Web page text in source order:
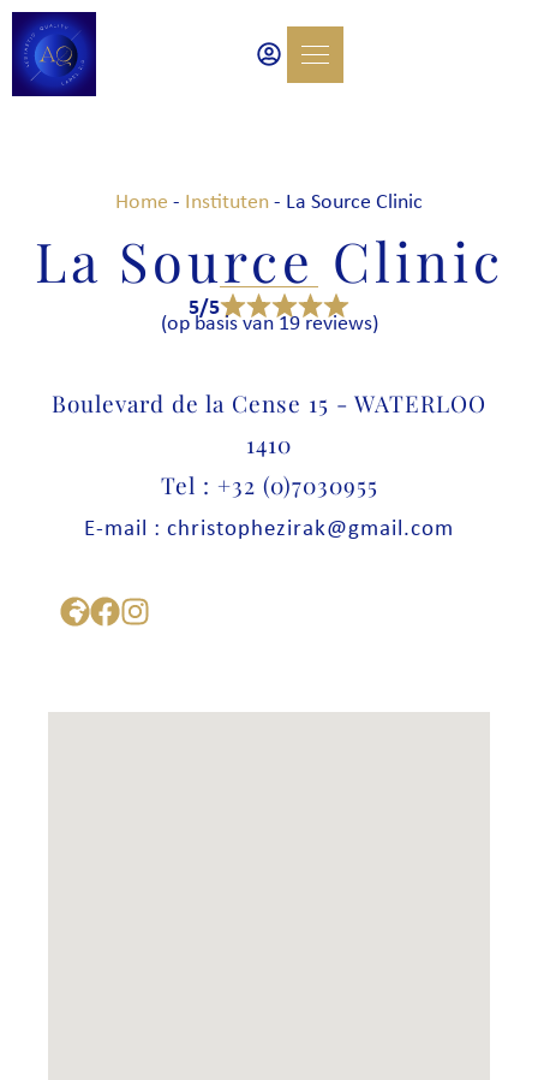
Home - Instituten- La Source Clinic
La Source Clinic
5/5
(op basis van 19 reviews)
Boulevard de la Cense 15 - WATERLOO
1410
Tel : +32 (0)7030955
E-mail : christophezirak@gmail.com